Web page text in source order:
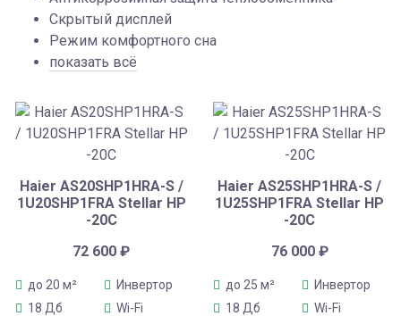
Скрытый дисплей
Режим комфортного сна
показать всё
Haier AS20SHP1HRA-S /
1U20SHP1FRA Stellar HP
-20C
72 600₽
до 20 м²
Инвертор
18 Дб
Wi-Fi
Haier AS25SHP1HRA-S /
1U25SHP1FRA Stellar HP
-20C
76 000 ₽
до 25 м²
Инвертор
18 Дб
Wi-Fi